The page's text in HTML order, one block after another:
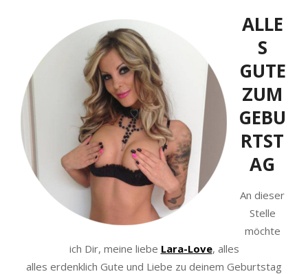
ALLE
S
GUTE
ZUM
GEBU
RTST
AG
An dieser
Stelle
möchte
ich Dir, meine liebe Lara-Love, alles
alles erdenklich Gute und Liebe zu deinem Geburtstag